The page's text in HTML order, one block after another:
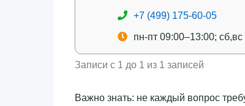
+7 (499) 175-60-05
пн-пт 09:00–13:00;
Записи с 1 до 1 из 1 записей
Важно знать: не каждый вопрос